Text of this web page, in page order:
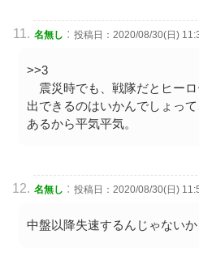
名無し : 投稿日：2020/08/30(日)
>>3
震災時でも、戦隊だとヒー
出できるのはいかんでしょっ
あるから平気平気。
名無し : 投稿日：2020/08/30(日)
中盤以降失速するんじゃない